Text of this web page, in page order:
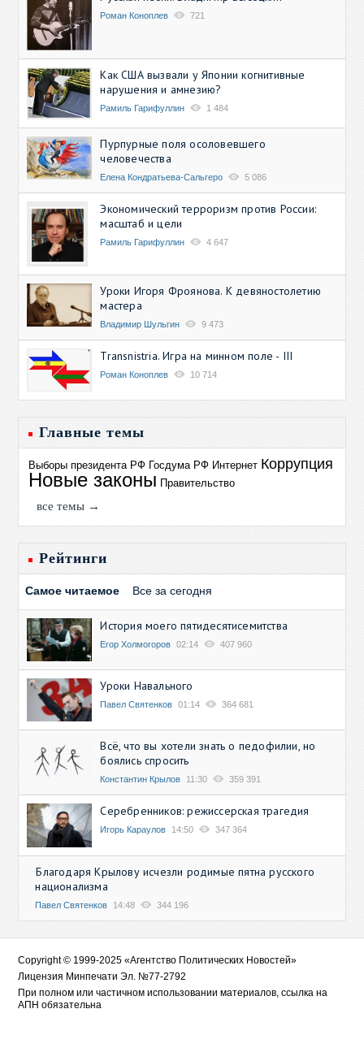
Роман Коноплев 721
Как США вызвали у Японии когнитивные
нарушения и амнезию?
Рамиль Гарифуллин 1 484
Пурпурные поля осоловевшего
человечества
Елена Кондратьева-Сальгеро 5 086
Экономический терроризм против России:
масштаб и цели
Рамиль Гарифуллин 4 647
Уроки Игоря Фроянова. К девяностолетию
мастера
Владимир Шульгин 9 473
Transnistria. Игра на минном поле - III
Роман Коноплев 10 714
Главные темы
Выборы президента РФ Госдума РФ Интернет Коррупция
Новые законы Правительство
все темы →
Рейтинги
Самое читаемое Все за сегодня
История моего пятидесятисемитства
Егор Холмогоров 02:14 407 960
Уроки Навального
Павел Святенков 01:14 364 681
Всё, что вы хотели знать о педофилии, но
боялись спросить
Константин Крылов 11:30 359 391
Серебренников: режиссерская трагедия
Игорь Караулов 14:50 347 364
Благодаря Крылову исчезли родимые пятна русского
национализма
Павел Святенков 14:48 344 196
Copyright © 1999-2025 «Агентство Политических Новостей»
Лицензия Минпечати Эл. №77-2792
При полном или частичном использовании материалов, ссылка на
АПН обязательна